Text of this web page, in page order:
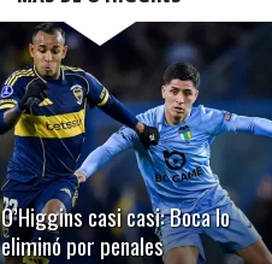
O’Higgins casi casi: Boca lo
eliminó por penales
LEER MÁS